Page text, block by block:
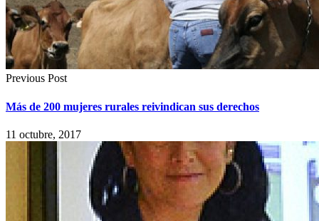
Previous Post
Más de 200 mujeres rurales reivindican sus derechos
11 octubre, 2017